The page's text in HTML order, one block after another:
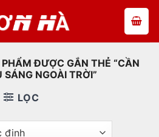
ĐƯỢC GẮN THẺ “CẦN
SÁNG NGOÀI TRỜI”
LỌC